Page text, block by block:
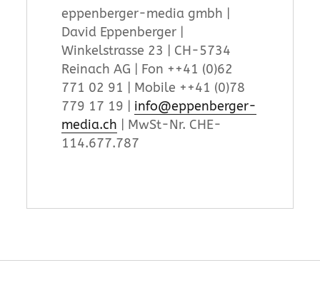
eppenberger-media gmbh |
David Eppenberger |
Winkelstrasse 23 | CH-5734
Reinach AG | Fon ++41 (0)62
771 02 91 | Mobile ++41 (0)78
779 17 19 | info@eppenberger-
media.ch | MwSt-Nr. CHE-
114.677.787